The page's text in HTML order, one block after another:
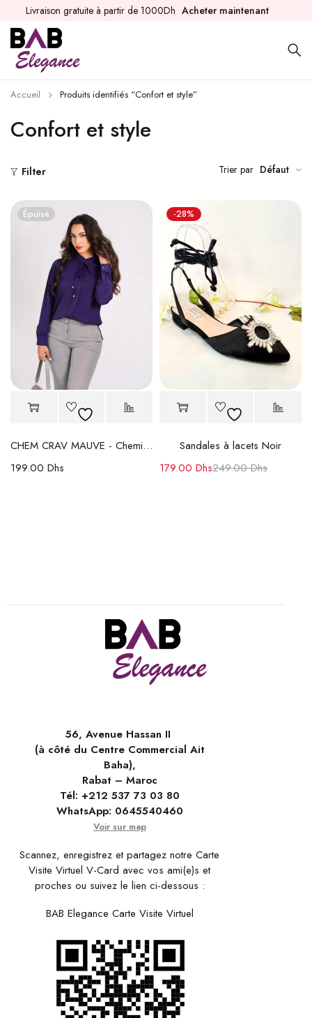
Livraison gratuite à partir de 1000Dh Acheter maintenant
Confort et style
Accueil Produits identifiés “Confort et style”
Filter Trier par Défaut
Épuisé
CHEM CRAV MAUVE - Chemise Femme en Crêpe avec Col Volanté et Nœuds
199.00 Dhs
-28%
Sandales à lacets Noir
249.00Dhs
179.00 Dhs
56, Avenue Hassan II
(à côté du Centre Commercial Ait
Baha),
Rabat – Maroc
Tél: +212 537 73 03 80
WhatsApp: 0645540460
Voir sur map
Scannez, enregistrez et partagez notre Carte
Visite Virtuel V-Card avec vos ami(e)s et
proches ou suivez le lien ci-dessous :
BAB Elegance Carte Visite Virtuel